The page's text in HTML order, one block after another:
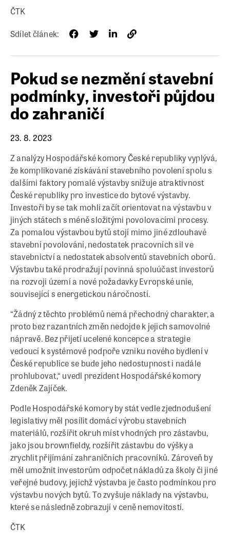
ČTK
Sdílet článek:
Pokud se nezmění stavební
podmínky, investoři půjdou
do zahraničí
23. 8. 2023
Z analýzy Hospodářské komory České republiky vyplývá,
že komplikované získávání stavebního povolení spolu s
dalšími faktory pomalé výstavby snižuje atraktivnost
České republiky pro investice do bytové výstavby.
Investoři by se tak mohli začít orientovat na výstavbu v
jiných státech s méně složitými povolovacími procesy.
Za pomalou výstavbou bytů stojí mimo jiné zdlouhavé
stavební povolování, nedostatek pracovních sil ve
stavebnictví a nedostatek absolventů stavebních oborů.
Výstavbu také prodražují povinná spoluúčast investorů
na rozvoji území a nové požadavky Evropské unie,
související s energetickou náročností.
“Žádný z těchto problémů nemá přechodný charakter, a
proto bez razantních změn nedojde k jejich samovolné
nápravě. Bez přijetí ucelené koncepce a strategie
vedoucí k systémové podpoře vzniku nového bydlení v
České republice se bude jeho nedostupnost i nadále
prohlubovat,“ uvedl prezident Hospodářské komory
Zdeněk Zajíček.
Podle Hospodářské komory by stát vedle zjednodušení
legislativy měl posílit domácí výrobu stavebních
materiálů, rozšířit okruh míst vhodných pro zástavbu,
jako jsou brownfieldy, rozšířit zástavbu do výšky a
zrychlit přijímání zahraničních pracovníků. Zároveň by
měl umožnit investorům odpočet nákladů za školy či jiné
veřejné budovy, jejichž výstavba je často podmínkou pro
výstavbu nových bytů. To zvyšuje náklady na výstavbu,
které se následně zobrazují v ceně nemovitostí.
ČTK